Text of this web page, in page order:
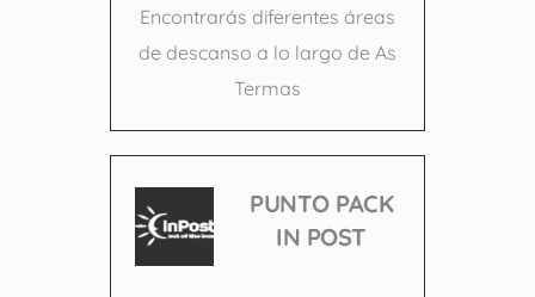
Encontrarás diferentes áreas
de descanso a lo largo de As
Termas
PUNTO PACK
IN POST